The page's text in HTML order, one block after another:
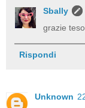
Sbally
grazie
Rispondi
Unknown